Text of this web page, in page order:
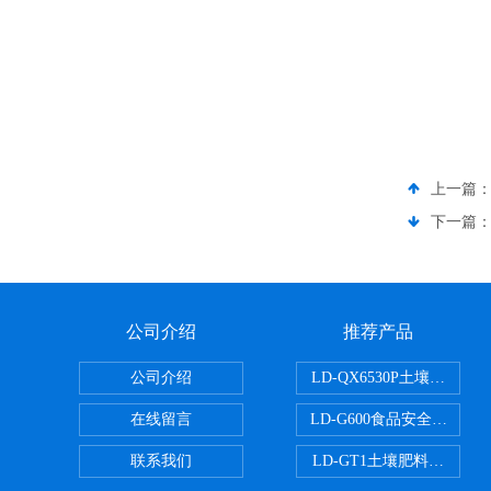
上一篇：
下一篇：
公司介绍
公司介绍
在线留言
联系我们
推荐产品
LD-QX6530P土壤氧化还
LD-G600食品安全检测仪
LD-GT1土壤肥料养分检测